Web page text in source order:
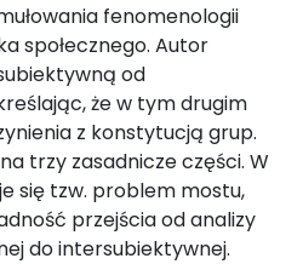
fenomenologii
społecznego. Autor
od
że w tym drugim
z konstytucją grup.
trzy zasadnicze części. W
się tzw. problem mostu,
przejścia od analizy
do intersubiektywnej.